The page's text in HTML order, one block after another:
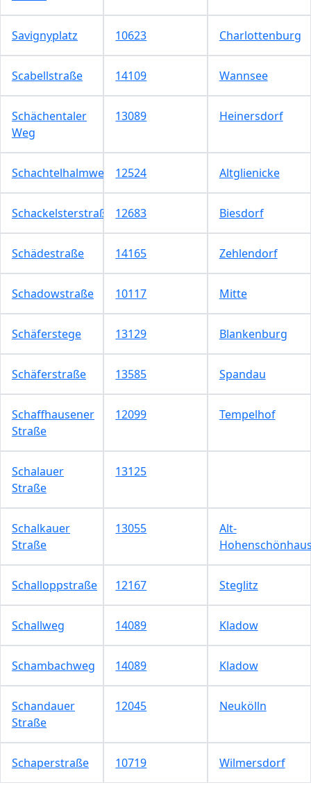
Savignyplatz 10623 Charlottenburg
Scabellstraße 14109 Wannsee
Schächentaler
Weg
13089 Heinersdorf
Schachtelhalmweg 12524 Altglienicke
Schackelsterstraße 12683 Biesdorf
Schädestraße 14165 Zehlendorf
Schadowstraße 10117 Mitte
Schäferstege 13129 Blankenburg
Schäferstraße 13585 Spandau
Schaffhausener
Straße
12099 Tempelhof
Schalauer
Straße
13125
Schalkauer
Straße
13055
Alt-
Schalloppstraße 12167 Steglitz
Schallweg 14089 Kladow
Schambachweg 14089 Kladow
Schandauer
Straße
12045 Neukölln
Schaperstraße 10719 Wilmersdorf